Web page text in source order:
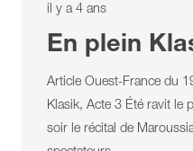
il y a 4 ans
En plein
Article Ouest-France du
Klasik, Acte 3 Été ravit le
soir le récital de